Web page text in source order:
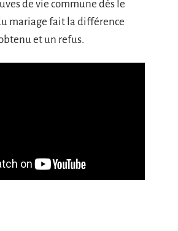
de vie commune dès le
mariage fait la différence
et un refus.